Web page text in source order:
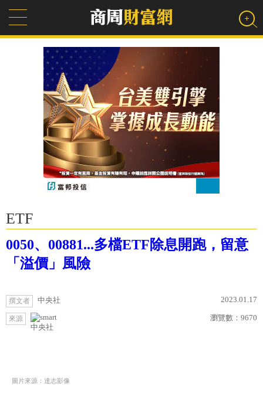
ETF
0050、00881...多檔ETF除息開跑，留意
「溢價」風險
撰文者 中央社 2023.01.17
來源
中央社
瀏覽數： 9670
圖片來源：達志影像